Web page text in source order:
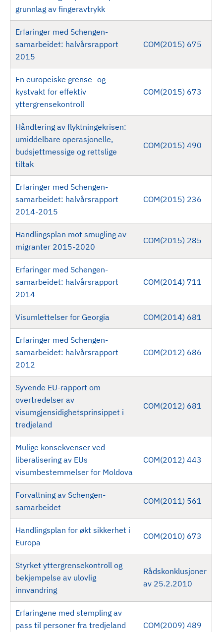
grunnlag av fingeravtrykk
Erfaringer med Schengen-
samarbeidet: halvårsrapport
2015
COM(2015) 675
En europeiske grense- og
kystvakt for effektiv
yttergrensekontroll
COM(2015) 673
Håndtering av flyktningekrisen:
umiddelbare operasjonelle,
budsjettmessige og rettslige
tiltak
COM(2015) 490
Erfaringer med Schengen-
samarbeidet: halvårsrapport
2014-2015
COM(2015) 236
Handlingsplan mot smugling av
migranter 2015-2020
COM(2015) 285
Erfaringer med Schengen-
samarbeidet: halvårsrapport
2014
COM(2014) 711
Visumlettelser for Georgia COM(2014) 681
Erfaringer med Schengen-
samarbeidet: halvårsrapport
2012
COM(2012) 686
Syvende EU-rapport om
overtredelser av
visumgjensidighetsprinsippet i
tredjeland
COM(2012) 681
Mulige konsekvenser ved
liberalisering av EUs
visumbestemmelser for Moldova
COM(2012) 443
Forvaltning av Schengen-
samarbeidet
COM(2011) 561
Handlingsplan for økt sikkerhet i
Europa
COM(2010) 673
Styrket yttergrensekontroll og
bekjempelse av ulovlig
innvandring
Rådskonklusjoner
av 25.2.2010
Erfaringene med stempling av
pass til personer fra tredjeland
COM(2009) 489